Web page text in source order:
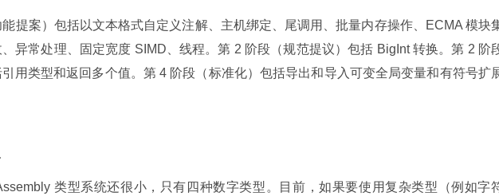
提案）包括以文本格式自定义注解、主机绑定、尾调用、批量内存操作、ECMA 模块
异常处理、固定宽度 SIMD、线程。第 2 阶段（规范提议）包括 BigInt 转换。第 2 阶
引用类型和返回多个值。第 4 阶段（标准化）包括导出和导入可变全局变量和有符号扩
类型系统还很小，只有四种数字类型。目前，如果要使用复杂类型（例如字